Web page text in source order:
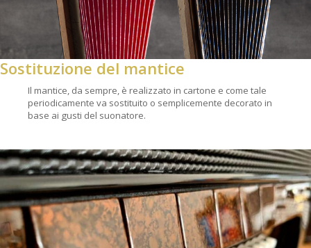
Sostituzione del mantice
Il mantice, da sempre, è realizzato in cartone e come tale
periodicamente va sostituito o semplicemente decorato in
base ai gusti del suonatore.